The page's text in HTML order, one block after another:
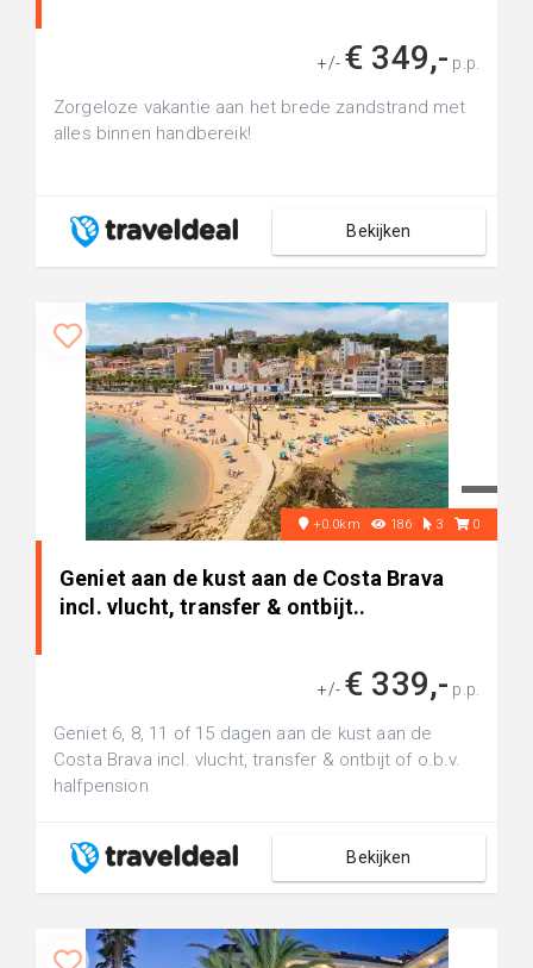
+/- € 349,- p.p.
Zorgeloze vakantie aan het brede zandstrand met
alles binnen handbereik!
Bekijken
+0.0km 186 3 0
Geniet aan de kust aan de Costa Brava
incl. vlucht, transfer & ontbijt..
+/- € 339,- p.p.
Geniet 6, 8, 11 of 15 dagen aan de kust aan de
Costa Brava incl. vlucht, transfer & ontbijt of o.b.v.
halfpension
Bekijken